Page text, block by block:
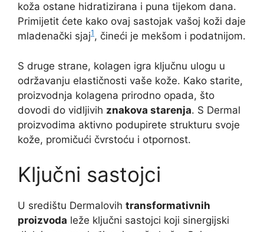
koža ostane hidratizirana i puna tijekom dana.
Primijetit ćete kako ovaj sastojak vašoj koži daje
mladenački sjaj1, čineći je mekšom i podatnijom.
S druge strane, kolagen igra ključnu ulogu u
održavanju elastičnosti vaše kože. Kako starite,
proizvodnja kolagena prirodno opada, što
dovodi do vidljivih znakova starenja. S Dermal
proizvodima aktivno podupirete strukturu svoje
kože, promičući čvrstoću i otpornost.
Ključni sastojci
U središtu Dermalovih transformativnih
proizvoda leže ključni sastojci koji sinergijski